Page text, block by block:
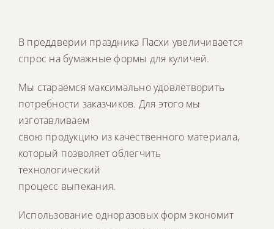
В преддверии праздника Пасхи увеличивается
спрос на бумажные формы для куличей.
Мы стараемся максимально удовлетворить
потребности заказчиков. Для этого мы
изготавливаем
свою продукцию из качественного материала,
который позволяет облегчить
технологический
процесс выпекания.
Использование одноразовых форм экономит